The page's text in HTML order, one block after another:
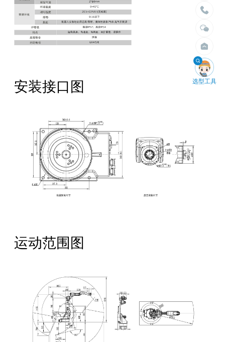
1.5米以内
2米以内
2.5米以内
3米以内
4米以内
10kg以内
30kg以内
50kg以内
100kg以内
200kg以内
400kg以内

选型工具
安装接口图
运动范围图